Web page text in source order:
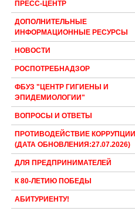
ПРЕСС-ЦЕНТР
ДОПОЛНИТЕЛЬНЫЕ
ИНФОРМАЦИОННЫЕ РЕСУРСЫ
НОВОСТИ
РОСПОТРЕБНАДЗОР
ФБУЗ "ЦЕНТР ГИГИЕНЫ И
ЭПИДЕМИОЛОГИИ"
ВОПРОСЫ И ОТВЕТЫ
ПРОТИВОДЕЙСТВИЕ КОРРУПЦИИ
(ДАТА ОБНОВЛЕНИЯ:27.07.2026)
ДЛЯ ПРЕДПРИНИМАТЕЛЕЙ
К 80-ЛЕТИЮ ПОБЕДЫ
АБИТУРИЕНТУ!